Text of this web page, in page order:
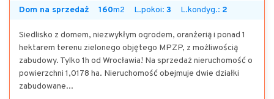
Dom na sprzedaż 160m2 L.pokoi: 3 L.kondyg.: 2
Siedlisko z domem, niezwykłym ogrodem, oranżerią i ponad 1
hektarem terenu zielonego objętego MPZP, z możliwością
zabudowy. Tylko 1h od Wrocławia! Na sprzedaż nieruchomość o
powierzchni 1,0178 ha. Nieruchomość obejmuje dwie działki
zabudowane...